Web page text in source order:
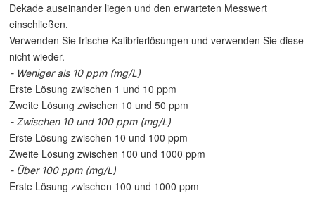
Dekade auseinander liegen und den erwarteten Messwert
einschließen.
Verwenden Sie frische Kalibrierlösungen und verwenden Sie diese
nicht wieder.
- Weniger als 10 ppm (mg/L)
Erste Lösung zwischen 1 und 10 ppm
Zweite Lösung zwischen 10 und 50 ppm
- Zwischen 10 und 100 ppm (mg/L)
Erste Lösung zwischen 10 und 100 ppm
Zweite Lösung zwischen 100 und 1000 ppm
- Über 100 ppm (mg/L)
Erste Lösung zwischen 100 und 1000 ppm